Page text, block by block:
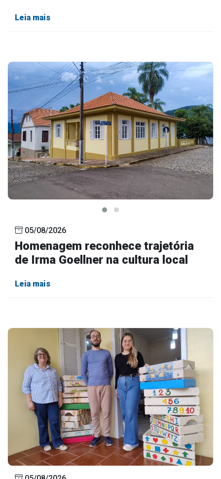
Leia mais
05/08/2026
Homenagem reconhece trajetória
de Irma Goellner na cultura local
Leia mais